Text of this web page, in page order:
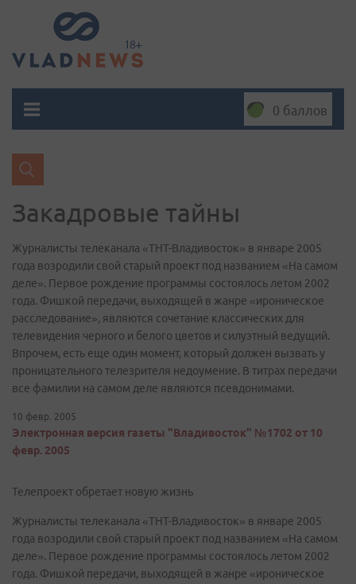
0 баллов
Закадровые тайны
Журналисты телеканала «ТНТ-Владивосток» в январе 2005
года возродили свой старый проект под названием «На самом
деле». Первое рождение программы состоялось летом 2002
года. Фишкой передачи, выходящей в жанре «ироническое
расследование», являются сочетание классических для
телевидения черного и белого цветов и силуэтный ведущий.
Впрочем, есть еще один момент, который должен вызвать у
проницательного телезрителя недоумение. В титрах передачи
все фамилии на самом деле являются псевдонимами.
10 февр. 2005
Электронная версия газеты "Владивосток" №1702 от 10
февр. 2005
Телепроект обретает новую жизнь
Журналисты телеканала «ТНТ-Владивосток» в январе 2005
года возродили свой старый проект под названием «На самом
деле». Первое рождение программы состоялось летом 2002
года. Фишкой передачи, выходящей в жанре «ироническое